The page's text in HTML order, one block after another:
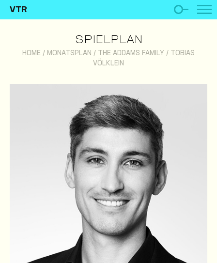
VTR
SPIELPLAN
HOME / MONATSPLAN / THE ADDAMS FAMILY /
TOBIAS
VÖLKLEIN